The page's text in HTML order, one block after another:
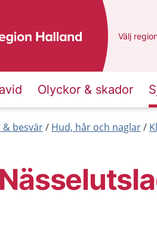
Du har
Välj en
Olyckor & skador
besvär Hud, hår och naglar